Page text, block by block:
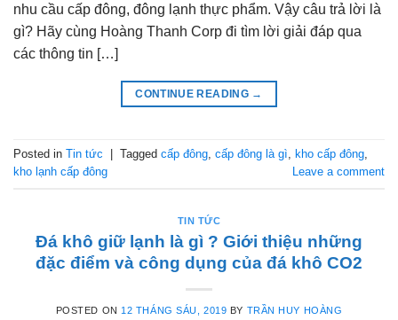
nhu cầu cấp đông, đông lạnh thực phẩm. Vậy câu trả lời là
gì? Hãy cùng Hoàng Thanh Corp đi tìm lời giải đáp qua
các thông tin […]
CONTINUE READING →
Posted in Tin tức Tagged cấp đông, cấp đông là gì, kho cấp đông,
kho lạnh cấp đông
Leave a comment
TIN TỨC
Đá khô giữ lạnh là gì ? Giới thiệu những
đặc điểm và công dụng của đá khô CO2
POSTED ON 12 THÁNG SÁU, 2019 BY TRẦN HUY HOÀNG